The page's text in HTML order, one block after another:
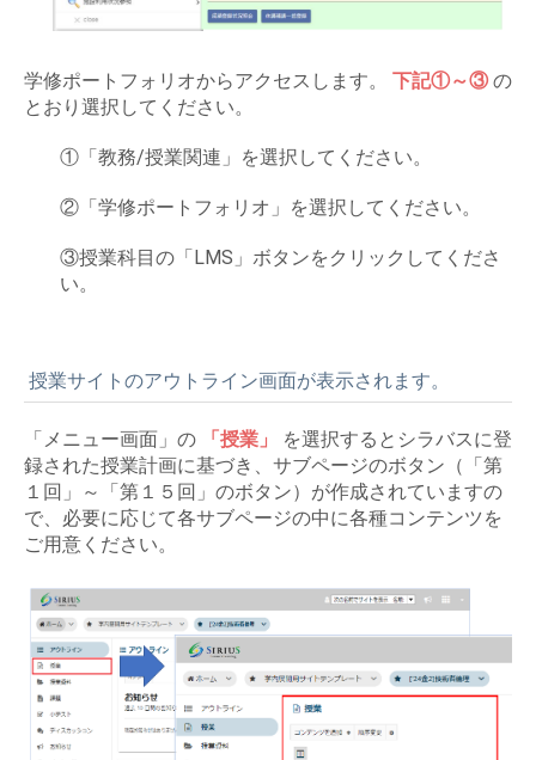
学修ポートフォリオからアクセスします。 下記①～③ の
とおり選択してください。
①「教務/授業関連」を選択してください。
②「学修ポートフォリオ」を選択してください。
③授業科目の「LMS」ボタンをクリックしてくださ
い。
授業サイトのアウトライン画面が表示されます。
「メニュー画面」の 「授業」
を選択するとシラバスに登
録された授業計画に基づき、サブページのボタン（「第
１回」～「第１５回」のボタン）が作成されていますの
で、必要に応じて各サブページの中に各種コンテンツを
ご用意ください。